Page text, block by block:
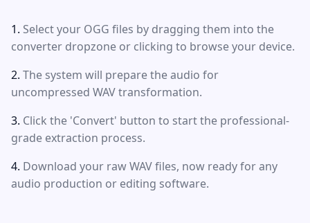
Select your OGG files by dragging them into the
converter dropzone or clicking to browse your device.
The system will prepare the audio for
uncompressed WAV transformation.
Click the 'Convert' button to start the professional-
grade extraction process.
Download your raw WAV files, now ready for any
audio production or editing software.